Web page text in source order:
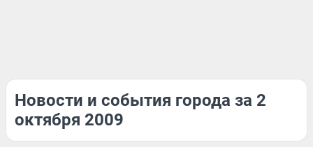
Новости и события города за 2
октября 2009